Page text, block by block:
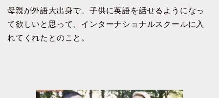
母親が外語大出身で、子供に英語を話せるようになっ
て欲しいと思って、インターナショナルスクールに入
れてくれたとのこと。